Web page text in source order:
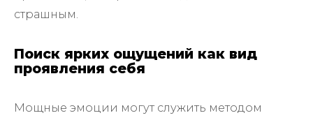
страшным.
Поиск ярких ощущений как вид
проявления себя
Мощные эмоции могут служить методом